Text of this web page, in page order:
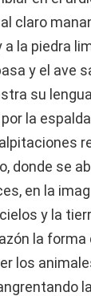
claro
la piedra
y el ave
su
la
donde se
en la
y la
la forma
los